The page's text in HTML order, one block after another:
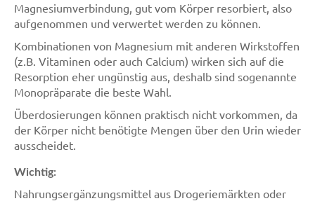
Magnesiumverbindung, gut vom Körper resorbiert, also
aufgenommen und verwertet werden zu können.
Kombinationen von Magnesium mit anderen Wirkstoffen
(z.B. Vitaminen oder auch Calcium) wirken sich auf die
Resorption eher ungünstig aus, deshalb sind sogenannte
Monopräparate die beste Wahl.
Überdosierungen können praktisch nicht vorkommen, da
der Körper nicht benötigte Mengen über den Urin wieder
ausscheidet.
Wichtig:
Nahrungsergänzungsmittel aus Drogeriemärkten oder